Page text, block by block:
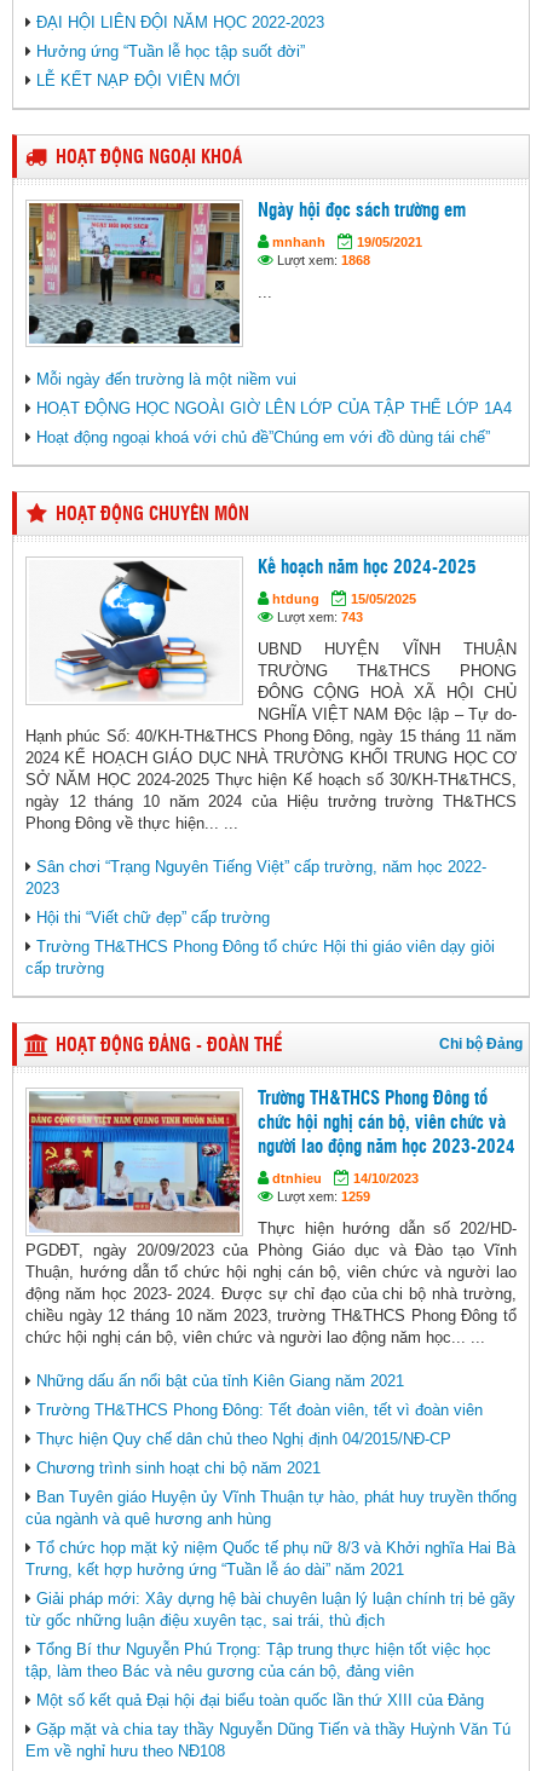
ĐẠI HỘI LIÊN ĐỘI NĂM HỌC 2022-2023
Hưởng ứng “Tuần lễ học tập suốt đời”
LỄ KẾT NẠP ĐỘI VIÊN MỚI
HOẠT ĐỘNG NGOẠI KHOÁ
Ngày hội đọc sách trường em
mnhanh
19/05/2021
Lượt xem: 1868
...
Mỗi ngày đến trường là một niềm vui
HOẠT ĐỘNG HỌC NGOÀI GIỜ LÊN LỚP CỦA TẬP THỂ LỚP 1A4
Hoạt động ngoại khoá với chủ đề”Chúng em với đồ dùng tái chế”
HOẠT ĐỘNG CHUYÊN MÔN
Kế hoạch năm học 2024-2025
htdung
15/05/2025
Lượt xem: 743
UBND HUYỆN VĨNH THUẬN
TRƯỜNG TH&THCS PHONG
ĐÔNG CỘNG HOÀ XÃ HỘI CHỦ
NGHĨA VIỆT NAM Độc lập – Tự do-
Hạnh phúc Số: 40/KH-TH&THCS Phong Đông, ngày 15 tháng 11 năm
2024 KẾ HOẠCH GIÁO DỤC NHÀ TRƯỜNG KHỐI TRUNG HỌC CƠ
SỞ NĂM HỌC 2024-2025 Thực hiện Kế hoạch số 30/KH-TH&THCS,
ngày 12 tháng 10 năm 2024 của Hiệu trưởng trường TH&THCS
Phong Đông về thực hiện... ...
Sân chơi “Trạng Nguyên Tiếng Việt” cấp trường, năm học 2022-
2023
Hội thi “Viết chữ đẹp” cấp trường
Trường TH&THCS Phong Đông tổ chức Hội thi giáo viên dạy giỏi
cấp trường
HOẠT ĐỘNG ĐẢNG - ĐOÀN THỂ Chi bộ Đảng
Trường TH&THCS Phong Đông tổ
chức hội nghị cán bộ, viên chức và
người lao động năm học 2023-2024
dtnhieu
14/10/2023
Lượt xem: 1259
Thực hiện hướng dẫn số 202/HD-
PGDĐT, ngày 20/09/2023 của Phòng Giáo dục và Đào tạo Vĩnh
Thuận, hướng dẫn tổ chức hội nghị cán bộ, viên chức và người lao
động năm học 2023- 2024. Được sự chỉ đạo của chi bộ nhà trường,
chiều ngày 12 tháng 10 năm 2023, trường TH&THCS Phong Đông tổ
chức hội nghị cán bộ, viên chức và người lao động năm học... ...
Những dấu ấn nổi bật của tỉnh Kiên Giang năm 2021
Trường TH&THCS Phong Đông: Tết đoàn viên, tết vì đoàn viên
Thực hiện Quy chế dân chủ theo Nghị định 04/2015/NĐ-CP
Chương trình sinh hoạt chi bộ năm 2021
Ban Tuyên giáo Huyện ủy Vĩnh Thuận tự hào, phát huy truyền thống
của ngành và quê hương anh hùng
Tổ chức họp mặt kỷ niệm Quốc tế phụ nữ 8/3 và Khởi nghĩa Hai Bà
Trưng, kết hợp hưởng ứng “Tuần lễ áo dài” năm 2021
Giải pháp mới: Xây dựng hệ bài chuyên luận lý luận chính trị bẻ gãy
từ gốc những luận điệu xuyên tạc, sai trái, thù địch
Tổng Bí thư Nguyễn Phú Trọng: Tập trung thực hiện tốt việc học
tập, làm theo Bác và nêu gương của cán bộ, đảng viên
Một số kết quả Đại hội đại biểu toàn quốc lần thứ XIII của Đảng
Gặp mặt và chia tay thầy Nguyễn Dũng Tiến và thầy Huỳnh Văn Tú
Em về nghỉ hưu theo NĐ108